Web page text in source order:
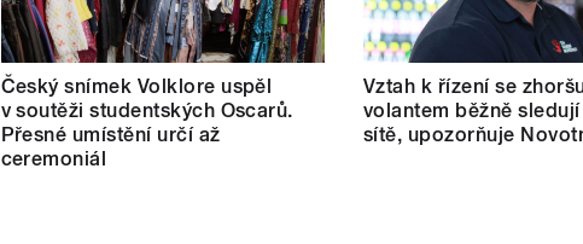
Český snímek Volklore uspěl
v soutěži studentských Oscarů.
Přesné umístění určí až
ceremoniál
Vztah k řízení se
volantem běžně
sítě, upozorňuje